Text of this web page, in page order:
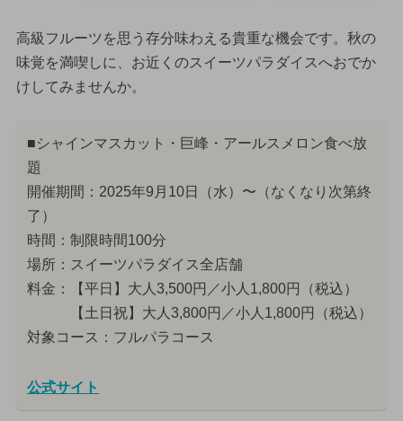
高級フルーツを思う存分味わえる貴重な機会です。秋の
味覚を満喫しに、お近くのスイーツパラダイスへおでか
けしてみませんか。
■シャインマスカット・巨峰・アールスメロン食べ放
題
開催期間：2025年9月10日（水）〜（なくなり次第終
了）
時間：制限時間100分
場所：スイーツパラダイス全店舗
料金：【平日】大人3,500円／小人1,800円（税込）
【土日祝】大人3,800円／小人1,800円（税込）
対象コース：フルパラコース
公式サイト